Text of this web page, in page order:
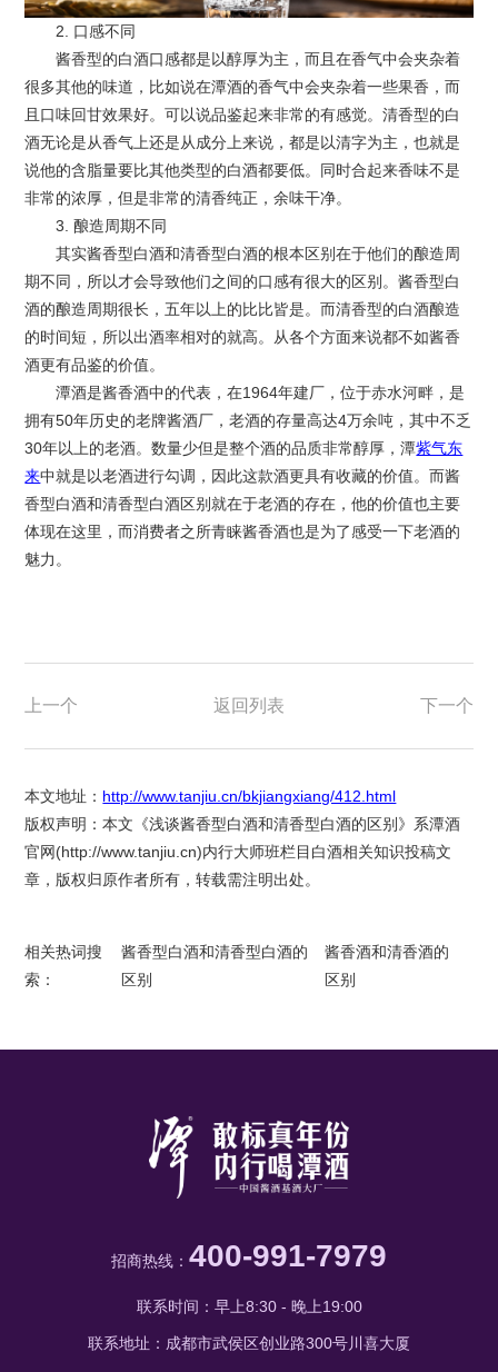
2. 口感不同
酱香型的白酒口感都是以醇厚为主，而且在香气中会夹杂着
很多其他的味道，比如说在潭酒的香气中会夹杂着一些果香，而
且口味回甘效果好。可以说品鉴起来非常的有感觉。清香型的白
酒无论是从香气上还是从成分上来说，都是以清字为主，也就是
说他的含脂量要比其他类型的白酒都要低。同时合起来香味不是
非常的浓厚，但是非常的清香纯正，余味干净。
3. 酿造周期不同
其实酱香型白酒和清香型白酒的根本区别在于他们的酿造周
期不同，所以才会导致他们之间的口感有很大的区别。酱香型白
酒的酿造周期很长，五年以上的比比皆是。而清香型的白酒酿造
的时间短，所以出酒率相对的就高。从各个方面来说都不如酱香
酒更有品鉴的价值。
潭酒是酱香酒中的代表，在1964年建厂，位于赤水河畔，是
拥有50年历史的老牌酱酒厂，老酒的存量高达4万余吨，其中不乏
30年以上的老酒。数量少但是整个酒的品质非常醇厚，潭紫气东
来中就是以老酒进行勾调，因此这款酒更具有收藏的价值。而酱
香型白酒和清香型白酒区别就在于老酒的存在，他的价值也主要
体现在这里，而消费者之所青睐酱香酒也是为了感受一下老酒的
魅力。
上一个 返回列表 下一个
本文地址： http://www.tanjiu.cn/bkjiangxiang/412.html
版权声明：本文《浅谈酱香型白酒和清香型白酒的区别》系潭酒
官网(http://www.tanjiu.cn)内行大师班栏目白酒相关知识投稿文
章，版权归原作者所有，转载需注明出处。
相关热词搜
索：
酱香型白酒和清香型白酒的
区别
酱香酒和清香酒的
区别
招商热线： 400-991-7979
联系时间：早上8:30 - 晚上19:00
联系地址：成都市武侯区创业路300号川喜大厦